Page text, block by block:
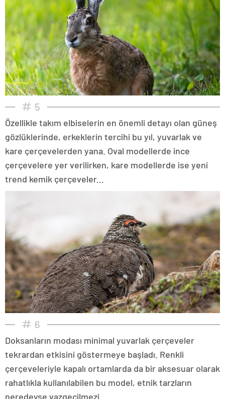
5
Özellikle takım elbiselerin en önemli detayı olan güneş
gözlüklerinde, erkeklerin tercihi bu yıl, yuvarlak ve
kare çerçevelerden yana. Oval modellerde ince
çerçevelere yer verilirken, kare modellerde ise yeni
trend kemik çerçeveler...
6
Doksanların modası minimal yuvarlak çerçeveler
tekrardan etkisini göstermeye başladı. Renkli
çerçeveleriyle kapalı ortamlarda da bir aksesuar olarak
rahatlıkla kullanılabilen bu model, etnik tarzların
neredeyse vazgeçilmezi.